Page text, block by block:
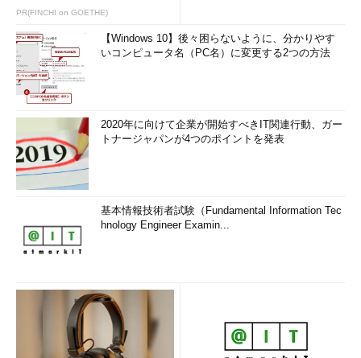
PR(FINCHI on GOETHE)
【Windows 10】後々困らないように、分かりやす
いコンピュータ名（PC名）に変更する2つの方法
2020年に向けて企業が開始すべきIT関連行動、ガー
トナージャパンが4つのポイントを発表
基本情報技術者試験（Fundamental Information Tec
hnology Engineer Examin...